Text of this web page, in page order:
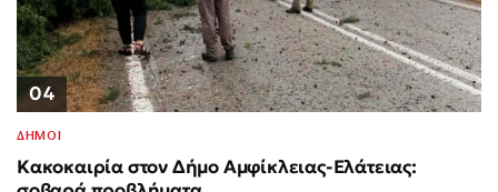
04
ΔΗΜΟΙ
Κακοκαιρία στον Δήμο Αμφίκλειας-Ελάτειας: